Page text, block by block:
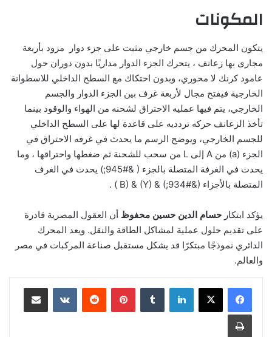
المكونات
يتكون المحرك من جسم خارجي مثبت على جزء دوار مزود بأربعة
مجارى بها زعانف ، يتحرك الجزء الدوار مداريًا بدون دوران حول
عامود كرنك لا محوري، وبدون احتكاك مع السطح الداخلي للاسطوانة
الخارجية فيفتح مجال لأربعة غرف بين الجزء الدوار والجسم
الخارجي، يتم فيها عمليه الاحتراق لشحنه من الهواء والوقود بينما
تأخذ الزعانف حركه تردديه على قاعدة لها على السطح الداخلي
للجسم الخارجي، ويوضح الرسم ما يحدث في غرفه الاحتراق في
الجزء (a) من A إلى L من سحب للشحنة ثم ضغطها واحتراقها ، وما
يحدث في الغرفة المتصلة بالجزء ( &#945;) يحدث في الغرف
المتصلة بالأجزاء (&#934;) & (Y) & (B ) .
يؤكد ابتكار حسام الدين حسين محفوظ أن العقول المصرية قادرة
على تقديم حلول عملية لمشاكل الطاقة والنقل. ويعد المحرك
الدائري نموذجًا مبتكرًا قد يشكل مستقبل صناعة المركبات في مصر
والعالم.
لينكدإن بينتيريست